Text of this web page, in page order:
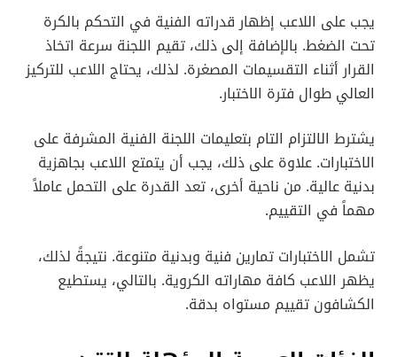
يجب على اللاعب إظهار قدراته الفنية في التحكم بالكرة
تحت الضغط. بالإضافة إلى ذلك، تقيم اللجنة سرعة اتخاذ
القرار أثناء التقسيمات المصغرة. لذلك، يحتاج اللاعب للتركيز
العالي طوال فترة الاختبار.
يشترط الالتزام التام بتعليمات اللجنة الفنية المشرفة على
الاختبارات. علاوة على ذلك، يجب أن يتمتع اللاعب بجاهزية
بدنية عالية. من ناحية أخرى، تعد القدرة على التحمل عاملاً
مهماً في التقييم.
تشمل الاختبارات تمارين فنية وبدنية متنوعة. نتيجةً لذلك،
يظهر اللاعب كافة مهاراته الكروية. بالتالي، يستطيع
الكشافون تقييم مستواه بدقة.